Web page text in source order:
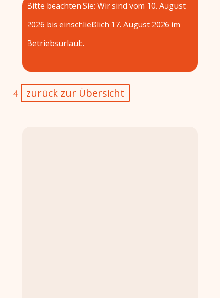
Bitte beachten Sie: Wir sind vom 10. August
2026 bis einschließlich 17. August 2026 im
Betriebsurlaub.
zurück zur Übersicht